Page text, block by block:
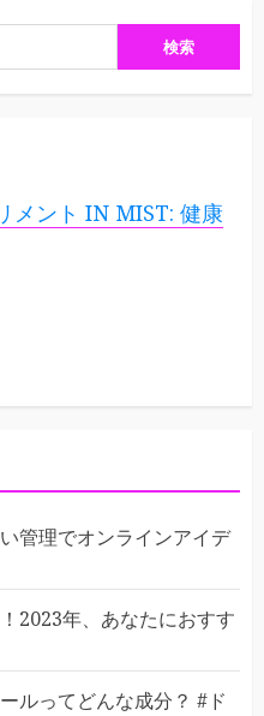
メント IN MIST: 健康
管理でオンラインアイデ
2023年、あなたにおすす
ルってどんな成分？ #ド